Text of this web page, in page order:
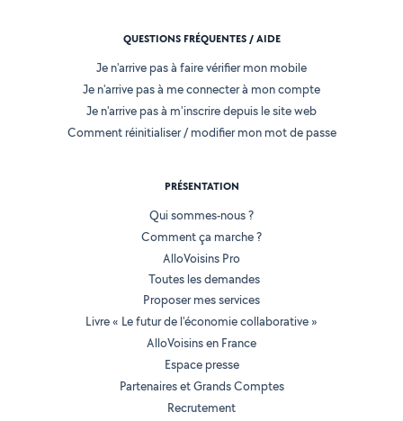
QUESTIONS FRÉQUENTES / AIDE
Je n'arrive pas à faire vérifier mon mobile
Je n'arrive pas à me connecter à mon compte
Je n'arrive pas à m'inscrire depuis le site web
Comment réinitialiser / modifier mon mot de passe
PRÉSENTATION
Qui sommes-nous ?
Comment ça marche ?
AlloVoisins Pro
Toutes les demandes
Proposer mes services
Livre « Le futur de l'économie collaborative »
AlloVoisins en France
Espace presse
Partenaires et Grands Comptes
Recrutement